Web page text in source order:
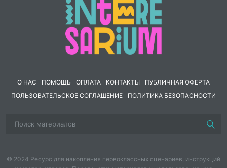
Игровая форма позволит вашим учащимся
погрузиться в мир семейных ценностей, расширив
кругозор и укрепляя уважение к семье как
основополагающему элементу общества.
Желаю успехов в профессиональной деятельности и
О НАС ПОМОЩЬ ОПЛАТА КОНТАКТЫ
ПУБЛИЧНАЯ ОФЕРТА
ПОЛЬЗОВАТЕЛЬСКОЕ СОГЛАШЕНИЕ
ПОЛИТИКА БЕЗОПАСНОСТИ
© 2024 Ресурс для накопления первоклассных сценариев, инструкций